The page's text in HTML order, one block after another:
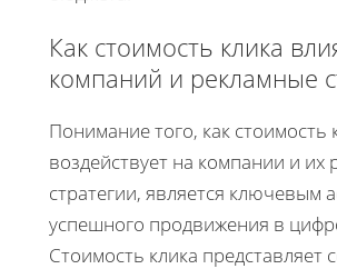
Как стоимость клика
компаний и рекламные
Понимание того, как стоимость
воздействует на компании и их
стратегии, является ключевым
успешного продвижения в
Стоимость клика представляет